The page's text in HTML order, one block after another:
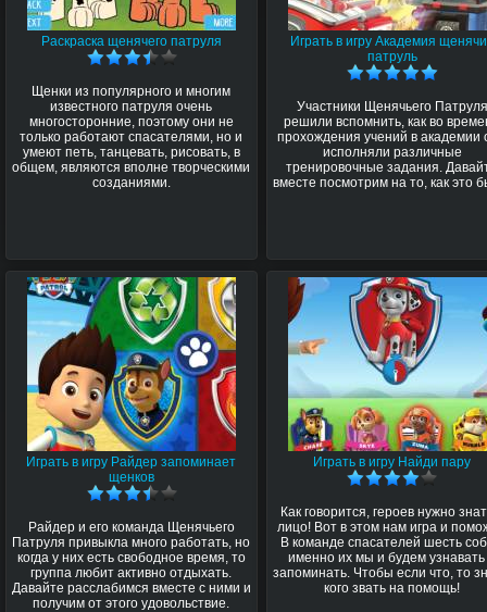
Раскраска щенячего патруля
Щенки из популярного и многим
известного патруля очень
многосторонние, поэтому они не
только работают спасателями, но и
умеют петь, танцевать, рисовать, в
общем, являются вполне творческими
созданиями.
Играть в игру Академия
патруль
Участники Щенячьего Патруля
решили вспомнить, как во
прохождения учений в академии
исполняли различные
тренировочные задания.
вместе посмотрим на то, как это
Играть в игру Райдер запоминает
щенков
Райдер и его команда Щенячьего
Патруля привыкла много работать, но
когда у них есть свободное время, то
группа любит активно отдыхать.
Давайте расслабимся вместе с ними и
получим от этого удовольствие.
Играть в игру Найди пару
Как говорится, героев нужно
лицо! Вот в этом нам игра и
В команде спасателей шесть
именно их мы и будем
запоминать. Чтобы если что, то
кого звать на помощь!